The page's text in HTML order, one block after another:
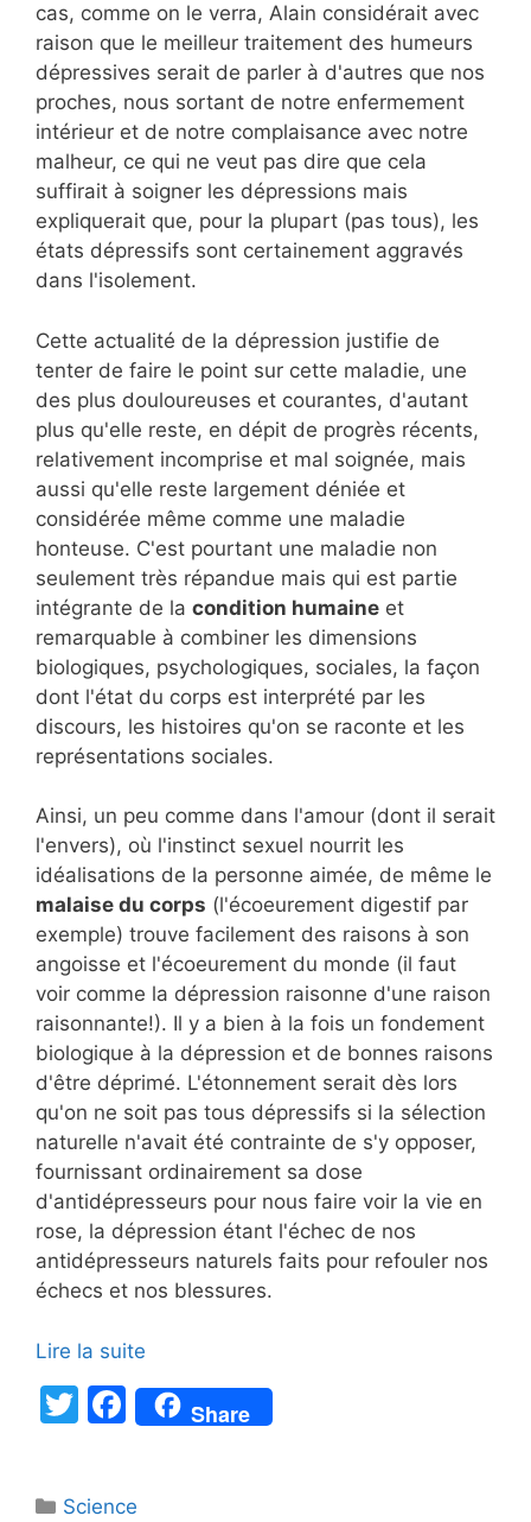
cas, comme on le verra, Alain considérait avec
raison que le meilleur traitement des humeurs
dépressives serait de parler à d'autres que nos
proches, nous sortant de notre enfermement
intérieur et de notre complaisance avec notre
malheur, ce qui ne veut pas dire que cela
suffirait à soigner les dépressions mais
expliquerait que, pour la plupart (pas tous), les
états dépressifs sont certainement aggravés
dans l'isolement.
Cette actualité de la dépression justifie de
tenter de faire le point sur cette maladie, une
des plus douloureuses et courantes, d'autant
plus qu'elle reste, en dépit de progrès récents,
relativement incomprise et mal soignée, mais
aussi qu'elle reste largement déniée et
considérée même comme une maladie
honteuse. C'est pourtant une maladie non
seulement très répandue mais qui est partie
intégrante de la condition humaine et
remarquable à combiner les dimensions
biologiques, psychologiques, sociales, la façon
dont l'état du corps est interprété par les
discours, les histoires qu'on se raconte et les
représentations sociales.
Ainsi, un peu comme dans l'amour (dont il serait
l'envers), où l'instinct sexuel nourrit les
idéalisations de la personne aimée, de même le
malaise du corps (l'écoeurement digestif par
exemple) trouve facilement des raisons à son
angoisse et l'écoeurement du monde (il faut
voir comme la dépression raisonne d'une raison
raisonnante!). Il y a bien à la fois un fondement
biologique à la dépression et de bonnes raisons
d'être déprimé. L'étonnement serait dès lors
qu'on ne soit pas tous dépressifs si la sélection
naturelle n'avait été contrainte de s'y opposer,
fournissant ordinairement sa dose
d'antidépresseurs pour nous faire voir la vie en
rose, la dépression étant l'échec de nos
antidépresseurs naturels faits pour refouler nos
échecs et nos blessures.
Lire la suite
T
F
a
Share
Catégories
Science